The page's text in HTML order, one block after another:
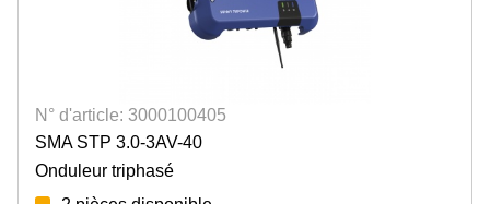
N° d'article: 3000100405
SMA STP 3.0-3AV-40
Onduleur triphasé